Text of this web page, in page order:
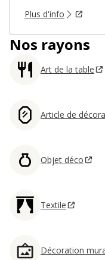
Plus d'info
Nos rayons
Art de la table
Article de
Objet déco
Textile
Décoration